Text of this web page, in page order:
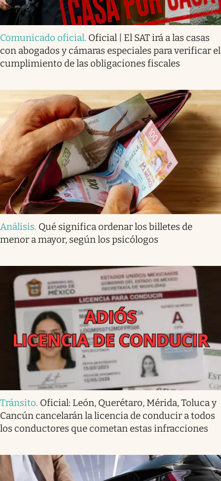
Comunicado oficial. Oficial | El SAT irá a las casas
con abogados y cámaras especiales para verificar el
cumplimiento de las obligaciones fiscales
Análisis. Qué significa ordenar los billetes de
menor a mayor, según los psicólogos
Tránsito. Oficial: León, Querétaro, Mérida, Toluca y
Cancún cancelarán la licencia de conducir a todos
los conductores que cometan estas infracciones